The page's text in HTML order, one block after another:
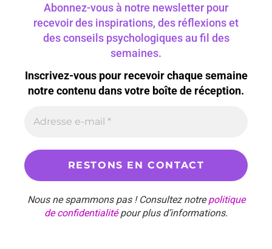
Abonnez-vous à notre newsletter pour
recevoir des inspirations, des réflexions et
des conseils psychologiques au fil des
semaines.
Inscrivez-vous pour recevoir chaque semaine
notre contenu dans votre boîte de réception.
Nous ne spammons pas ! Consultez notrepolitique
de confidentialitépour plus d’informations.